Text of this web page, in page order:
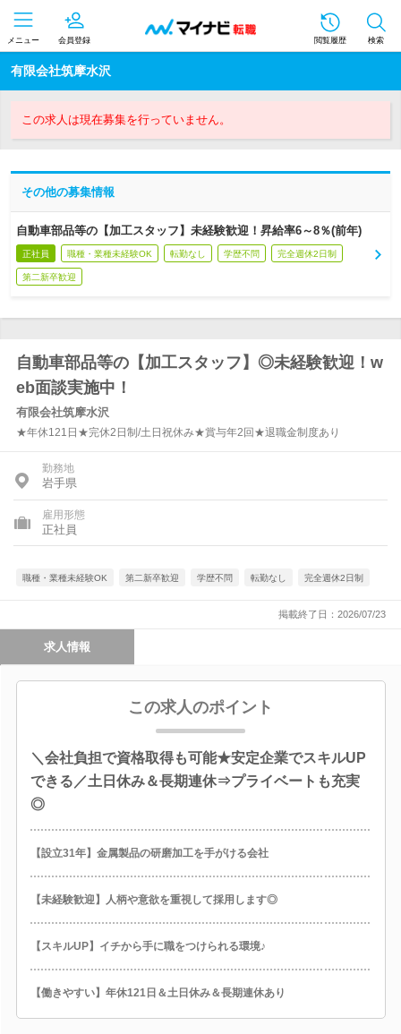
メニュー 会員登録 閲覧履歴 検索
有限会社筑摩水沢
この求人は現在募集を行っていません。
その他の募集情報
自動車部品等の【加工スタッフ】未経験歓迎！昇給率6～8％(前年)
正社員 職種・業種未経験OK 転勤なし 学歴不問 完全週休2日制
第二新卒歓迎
自動車部品等の【加工スタッフ】◎未経験歓迎！w
eb面談実施中！
有限会社筑摩水沢
★年休121日★完休2日制/土日祝休み★賞与年2回★退職金制度あり
勤務地
岩手県
雇用形態
正社員
職種・業種未経験OK 第二新卒歓迎 学歴不問 転勤なし 完全週休2日制
掲載終了日：2026/07/23
求人情報
この求人のポイント
＼会社負担で資格取得も可能★安定企業でスキルUP
できる／土日休み＆長期連休⇒プライベートも充実
◎
【設立31年】金属製品の研磨加工を手がける会社
【未経験歓迎】人柄や意欲を重視して採用します◎
【スキルUP】イチから手に職をつけられる環境♪
【働きやすい】年休121日＆土日休み＆長期連休あり